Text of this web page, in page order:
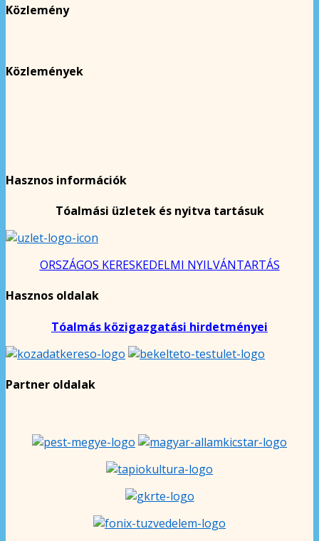
Közlemény
Közlemények
Hasznos információk
Tóalmási üzletek és nyitva tartásuk
ORSZÁGOS KERESKEDELMI NYILVÁNTARTÁS
Hasznos oldalak
Tóalmás közigazgatási hirdetményei
Partner oldalak